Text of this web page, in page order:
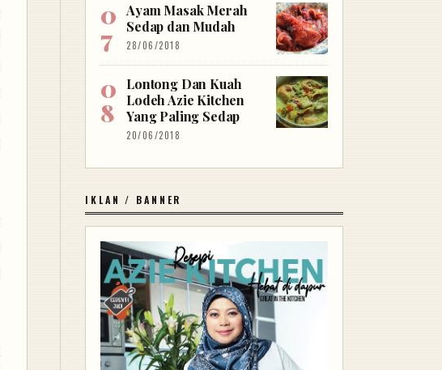
Ayam Masak Merah
Sedap dan Mudah
28/06/2018
Lontong Dan Kuah
Lodeh Azie Kitchen
Yang Paling Sedap
20/06/2018
IKLAN / BANNER